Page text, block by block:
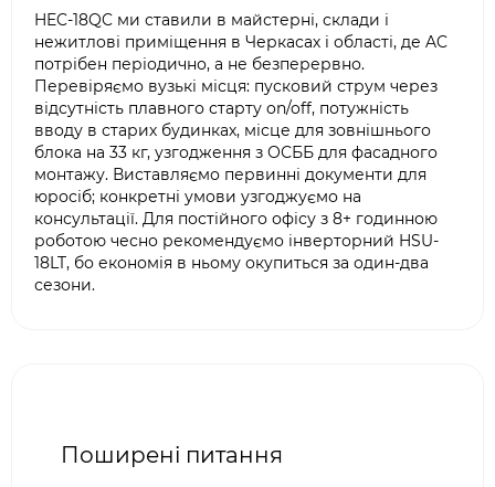
HEC-18QC ми ставили в майстерні, склади і
нежитлові приміщення в Черкасах і області, де AC
потрібен періодично, а не безперервно.
Перевіряємо вузькі місця: пусковий струм через
відсутність плавного старту on/off, потужність
вводу в старих будинках, місце для зовнішнього
блока на 33 кг, узгодження з ОСББ для фасадного
монтажу. Виставляємо первинні документи для
юросіб; конкретні умови узгоджуємо на
консультації. Для постійного офісу з 8+ годинною
роботою чесно рекомендуємо інверторний HSU-
18LT, бо економія в ньому окупиться за один-два
сезони.
Поширені питання